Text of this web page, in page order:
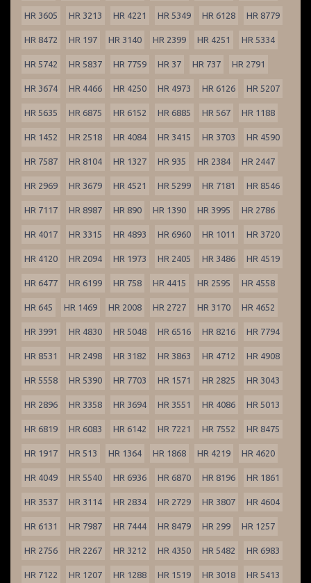
HR 3605 HR 3213 HR 4221 HR 5349 HR 6128 HR 8779
HR 8472 HR 197 HR 3140 HR 2399 HR 4251 HR 5334
HR 5742 HR 5837 HR 7759 HR 37 HR 737 HR 2791
HR 3674 HR 4466 HR 4250 HR 4973 HR 6126 HR 5207
HR 5635 HR 6875 HR 6152 HR 6885 HR 567 HR 1188
HR 1452 HR 2518 HR 4084 HR 3415 HR 3703 HR 4590
HR 7587 HR 8104 HR 1327 HR 935 HR 2384 HR 2447
HR 2969 HR 3679 HR 4521 HR 5299 HR 7181 HR 8546
HR 7117 HR 8987 HR 890 HR 1390 HR 3995 HR 2786
HR 4017 HR 3315 HR 4893 HR 6960 HR 1011 HR 3720
HR 4120 HR 2094 HR 1973 HR 2405 HR 3486 HR 4519
HR 6477 HR 6199 HR 758 HR 4415 HR 2595 HR 4558
HR 645 HR 1469 HR 2008 HR 2727 HR 3170 HR 4652
HR 3991 HR 4830 HR 5048 HR 6516 HR 8216 HR 7794
HR 8531 HR 2498 HR 3182 HR 3863 HR 4712 HR 4908
HR 5558 HR 5390 HR 7703 HR 1571 HR 2825 HR 3043
HR 2896 HR 3358 HR 3694 HR 3551 HR 4086 HR 5013
HR 6819 HR 6083 HR 6142 HR 7221 HR 7552 HR 8475
HR 1917 HR 513 HR 1364 HR 1868 HR 4219 HR 4620
HR 4049 HR 5540 HR 6936 HR 6870 HR 8196 HR 1861
HR 3537 HR 3114 HR 2834 HR 2729 HR 3807 HR 4604
HR 6131 HR 7987 HR 7444 HR 8479 HR 299 HR 1257
HR 2756 HR 2267 HR 3212 HR 4350 HR 5482 HR 6983
HR 7122 HR 1207 HR 1288 HR 1519 HR 3018 HR 5413